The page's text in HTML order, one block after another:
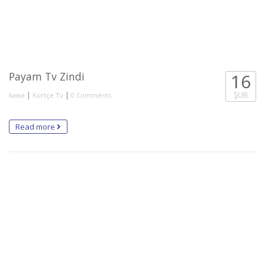
Payam Tv Zindi
kawa | Kürtçe Tv | 0 Comments
16
ŞUB
Read more